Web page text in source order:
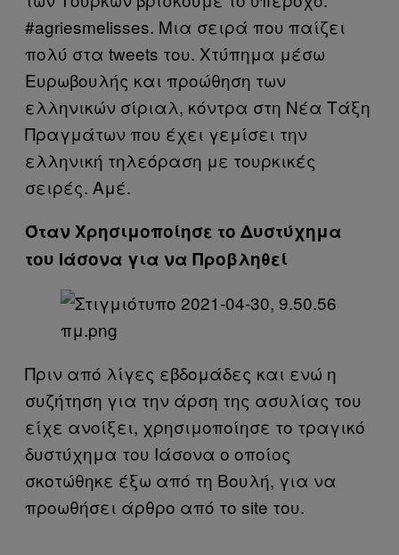
#agriesmelisses. Μια σειρά που παίζει
πολύ στα tweets του. Χτύπημα μέσω
Ευρωβουλής και προώθηση των
ελληνικών σίριαλ, κόντρα στη Νέα Τάξη
Πραγμάτων που έχει γεμίσει την
ελληνική τηλεόραση με τουρκικές
σειρές. Αμέ.
Όταν Χρησιμοποίησε το Δυστύχημα
του Ιάσονα για να Προβληθεί
Πριν από λίγες εβδομάδες και ενώ η
συζήτηση για την άρση της ασυλίας του
είχε ανοίξει, χρησιμοποίησε το τραγικό
δυστύχημα του Ιάσονα ο οποίος
σκοτώθηκε έξω από τη Βουλή, για να
προωθήσει άρθρο από το site του.